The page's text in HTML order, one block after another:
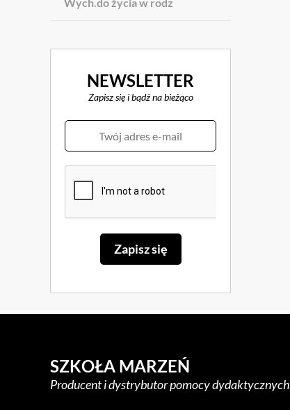
NEWSLETTER
Zapisz się i bądź na bieżąco
SZKOŁA MARZEŃ
Producent i dystrybutor pomocy dydaktycznych